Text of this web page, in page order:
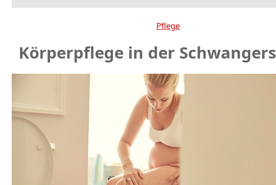
Pflege
Körperpflege in der